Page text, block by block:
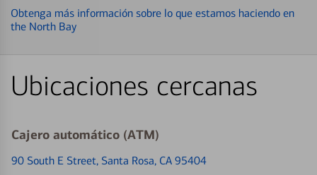
Obtenga más información sobre lo que estamos haciendo en
the North Bay
Ubicaciones cercanas
Cajero automático (ATM)
90 South E Street, Santa Rosa, CA 95404